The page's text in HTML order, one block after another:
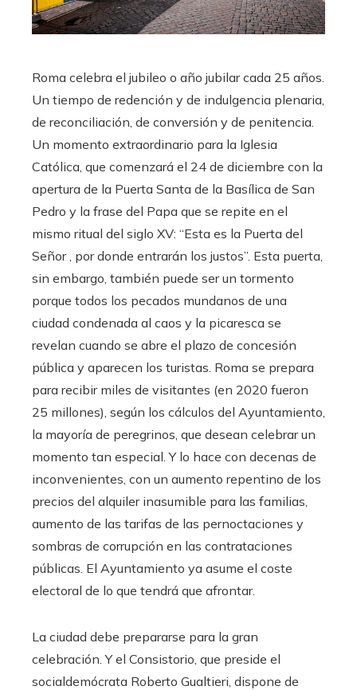
Roma celebra el jubileo o año jubilar cada 25 años.
Un tiempo de redención y de indulgencia plenaria,
de reconciliación, de conversión y de penitencia.
Un momento extraordinario para la Iglesia
Católica, que comenzará el 24 de diciembre con la
apertura de la Puerta Santa de la Basílica de San
Pedro y la frase del Papa que se repite en el
mismo ritual del siglo XV: “Esta es la Puerta del
Señor , por donde entrarán los justos”. Esta puerta,
sin embargo, también puede ser un tormento
porque todos los pecados mundanos de una
ciudad condenada al caos y la picaresca se
revelan cuando se abre el plazo de concesión
pública y aparecen los turistas. Roma se prepara
para recibir miles de visitantes (en 2020 fueron
25 millones), según los cálculos del Ayuntamiento,
la mayoría de peregrinos, que desean celebrar un
momento tan especial. Y lo hace con decenas de
inconvenientes, con un aumento repentino de los
precios del alquiler inasumible para las familias,
aumento de las tarifas de las pernoctaciones y
sombras de corrupción en las contrataciones
públicas. El Ayuntamiento ya asume el coste
electoral de lo que tendrá que afrontar.
La ciudad debe prepararse para la gran
celebración. Y el Consistorio, que preside el
socialdemócrata Roberto Gualtieri, dispone de